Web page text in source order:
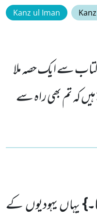
Kanz ul Iman
کتاب سے ایک حصہ ملا
کہ تم بھی راہ سے
یہاں یہودیوں کے